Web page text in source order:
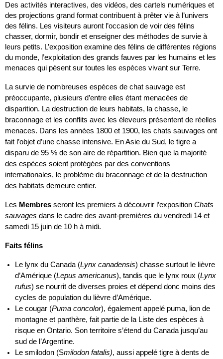
Des activités interactives, des vidéos, des cartels numériques et
des projections grand format contribuent à prêter vie à l’univers
des félins. Les visiteurs auront l’occasion de voir des félins
chasser, dormir, bondir et enseigner des méthodes de survie à
leurs petits. L’exposition examine des félins de différentes régions
du monde, l’exploitation des grands fauves par les humains et les
menaces qui pèsent sur toutes les espèces vivant sur Terre.
La survie de nombreuses espèces de chat sauvage est
préoccupante, plusieurs d’entre elles étant menacées de
disparition. La destruction de leurs habitats, la chasse, le
braconnage et les conflits avec les éleveurs présentent de réelles
menaces. Dans les années 1800 et 1900, les chats sauvages ont
fait l’objet d’une chasse intensive. En Asie du Sud, le tigre a
disparu de 95 % de son aire de répartition. Bien que la majorité
des espèces soient protégées par des conventions
internationales, le problème du braconnage et de la destruction
des habitats demeure entier.
Les Membres seront les premiers à découvrir l’exposition Chats
sauvages dans le cadre des avant-premières du vendredi 14 et
samedi 15 juin de 10 h à midi.
Faits félins
Le lynx du Canada (Lynx canadensis) chasse surtout le lièvre
d’Amérique (Lepus americanus), tandis que le lynx roux (Lynx
rufus) se nourrit de diverses proies et dépend donc moins des
cycles de population du lièvre d’Amérique.
Le cougar (Puma concolor), également appelé puma, lion de
montagne et panthère, fait partie de la Liste des espèces à
risque en Ontario. Son territoire s’étend du Canada jusqu’au
sud de l’Argentine.
Le smilodon (Smilodon fatalis), aussi appelé tigre à dents de